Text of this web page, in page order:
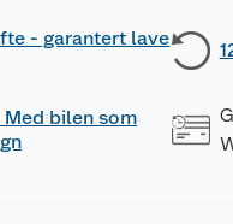
- garantert lave
bilen som